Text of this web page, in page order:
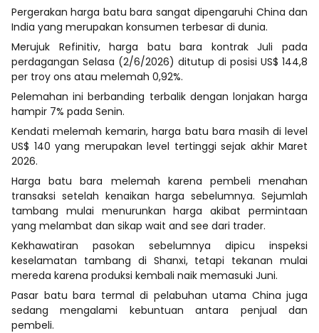
Pergerakan harga batu bara sangat dipengaruhi China dan
India yang merupakan konsumen terbesar di dunia.
Merujuk Refinitiv, harga batu bara kontrak Juli pada
perdagangan Selasa (2/6/2026) ditutup di posisi US$ 144,8
per troy ons atau melemah 0,92%.
Pelemahan ini berbanding terbalik dengan lonjakan harga
hampir 7% pada Senin.
Kendati melemah kemarin, harga batu bara masih di level
US$ 140 yang merupakan level tertinggi sejak akhir Maret
2026.
Harga batu bara melemah karena pembeli menahan
transaksi setelah kenaikan harga sebelumnya. Sejumlah
tambang mulai menurunkan harga akibat permintaan
yang melambat dan sikap wait and see dari trader.
Kekhawatiran pasokan sebelumnya dipicu inspeksi
keselamatan tambang di Shanxi, tetapi tekanan mulai
mereda karena produksi kembali naik memasuki Juni.
Pasar batu bara termal di pelabuhan utama China juga
sedang mengalami kebuntuan antara penjual dan
pembeli.